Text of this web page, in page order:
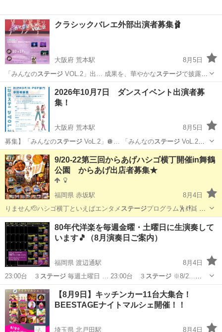
クラシックバレエ外部出演者募集🩰
大阪府 荒本駅
8月5日
「みんなのステージVOL.2」出… 成果を、華やかな ステージで披露し
ましょう… #みんなのステージ#バレエ #大…
大阪 大阪市 荒本駅 コンサート/ショー 出演者
2026年10月7日 ダンスイベント出演者募
集！
大阪府 荒本駅
8月5日
募集】「みんなのステージ VoL.2」🪩… 「みんなのステージVoL.2」
… ！ ✨このステージのポイント✨ … 明の輝く本格的なステージ： 日
頃… #みんなのステージ#みんなのステ…
大阪 大阪市 荒本駅 コンサート/ショー ステージ
9/20-22第三回からあげハシゴ横丁開催in舞鶴
公園 からあげ出店者募集★
福岡県 赤坂駅
8月4日
りません🫡ハシゴ横丁といえばエンタメ ステージプログラム🕺💃🕴️👯 イ
ベント中常…
福岡 福岡市 赤坂駅 地域/お祭り 横丁
80年代洋楽を毎週金曜・土曜日に生演奏して
います🎵（8月演奏日ご案内）
福岡県 渡辺通駅
8月4日
23:00台 ３ ステージ毎週土曜日 … 23:00台 ３ ステージ※8/2…
00Openの2ステージ 演奏となります。… ▪️お好きなステージだけでも、
3ステ…
福岡 福岡市 渡辺通駅 コンサート/ショー ステージ
【8月9日】キッチンカー11台大集合！
BEESTAGEナイトマルシェ開催！！
埼玉県 北戸田駅 8月4日